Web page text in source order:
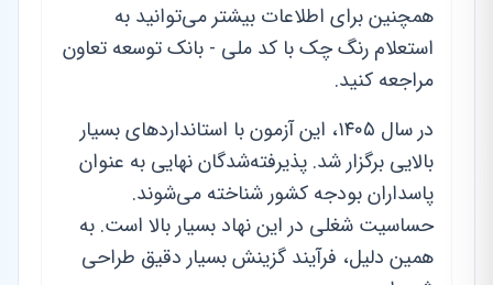
همچنین برای اطلاعات بیشتر می‌توانید به
استعلام رنگ چک با کد ملی - بانک توسعه تعاون
مراجعه کنید.
در سال ۱۴۰۵، این آزمون با استانداردهای بسیار
بالایی برگزار شد. پذیرفته‌شدگان نهایی به عنوان
پاسداران بودجه کشور شناخته می‌شوند.
حساسیت شغلی در این نهاد بسیار بالا است. به
همین دلیل، فرآیند گزینش بسیار دقیق طراحی